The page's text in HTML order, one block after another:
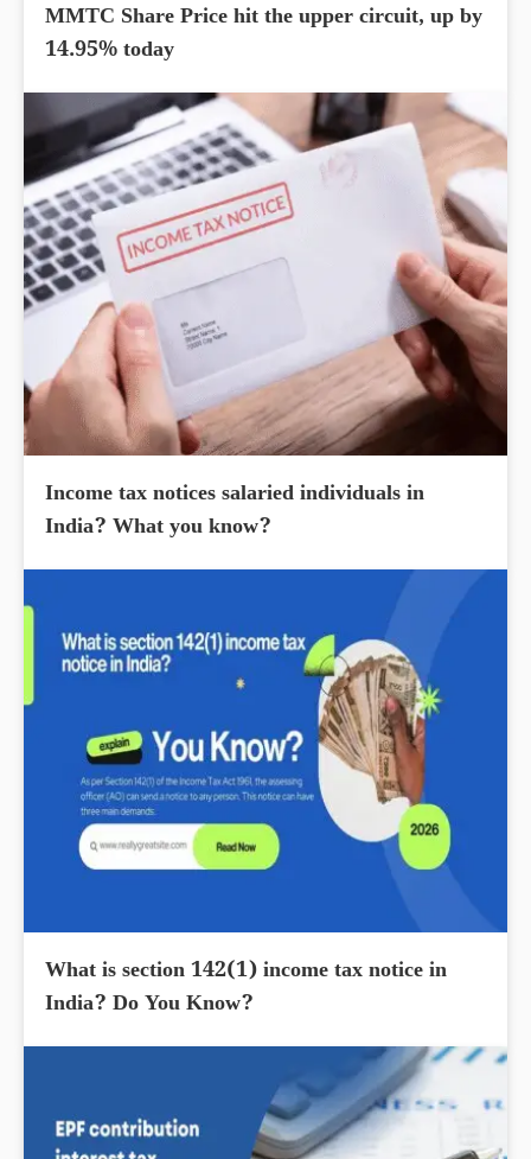
MMTC Share Price hit the upper circuit, up by
14.95% today
Income tax notices salaried individuals in
India? What you know?
What is section 142(1) income tax notice in
India? Do You Know?